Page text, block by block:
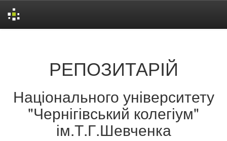
РЕПОЗИТАРІЙ
Національного університету
"Чернігівський колегіум"
ім.Т.Г.Шевченка